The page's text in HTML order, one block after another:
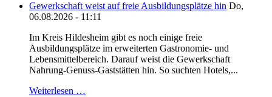
Gewerkschaft weist auf freie Ausbildungsplätze hin Do,
06.08.2026 - 11:11
Im Kreis Hildesheim gibt es noch einige freie
Ausbildungsplätze im erweiterten Gastronomie- und
Lebensmittelbereich. Darauf weist die Gewerkschaft
Nahrung-Genuss-Gaststätten hin. So suchten Hotels,...
Weiterlesen …